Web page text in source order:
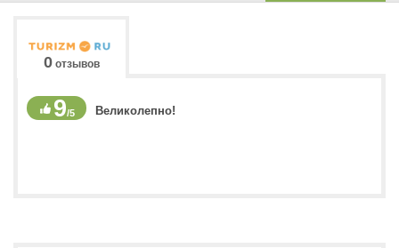
0отзывов
9/5 Великолепно!